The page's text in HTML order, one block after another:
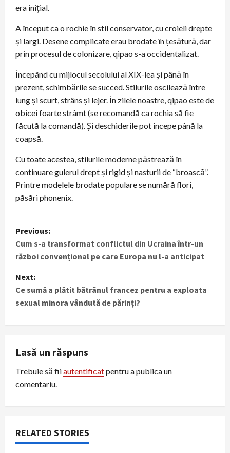
era inițial.
A început ca o rochie în stil conservator, cu croieli drepte
și largi. Desene complicate erau brodate în țesătură, dar
prin procesul de colonizare, qipao s-a occidentalizat.
Începând cu mijlocul secolului al XIX-lea și până în
prezent, schimbările se succed. Stilurile oscilează între
lung și scurt, strâns și lejer. În zilele noastre, qipao este de
obicei foarte strâmt (se recomandă ca rochia să fie
făcută la comandă). Și deschiderile pot începe până la
coapsă.
Cu toate acestea, stilurile moderne păstrează în
continuare gulerul drept și rigid și nasturii de “broască”.
Printre modelele brodate populare se numără flori,
păsări phonenix.
P
o
s
t
v
i
t
Previous:
Cum s-a transformat conflictul din Ucraina într-un
război convențional pe care Europa nu l-a anticipat
Next:
Ce sumă a plătit bătrânul francez pentru a exploata
sexual minora vândută de părinți?
Lasă un răspuns
Trebuie să fiiautentificatpentru a publica un
comentariu.
RELATED STORIES